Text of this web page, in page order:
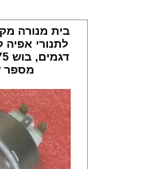
בית מנורה
מספר